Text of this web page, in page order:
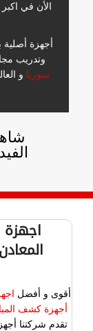
الأن في
وتدريب
سوريا و
أقوى و أفضل
أجهزة كشف